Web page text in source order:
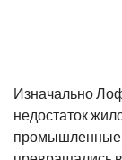
Изначально
недостаток
промышленные